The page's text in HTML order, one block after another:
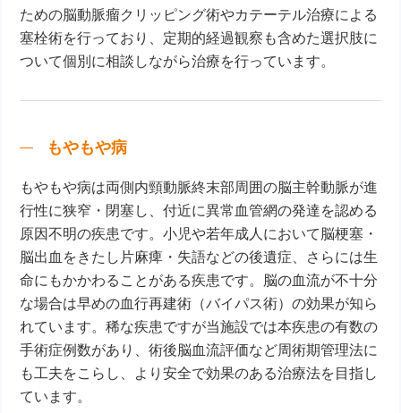
ための脳動脈瘤クリッピング術やカテーテル治療による
塞栓術を行っており、定期的経過観察も含めた選択肢に
ついて個別に相談しながら治療を行っています。
もやもや病
もやもや病は両側内頸動脈終末部周囲の脳主幹動脈が進
行性に狭窄・閉塞し、付近に異常血管網の発達を認める
原因不明の疾患です。小児や若年成人において脳梗塞・
脳出血をきたし片麻痺・失語などの後遺症、さらには生
命にもかかわることがある疾患です。脳の血流が不十分
な場合は早めの血行再建術（バイパス術）の効果が知ら
れています。稀な疾患ですが当施設では本疾患の有数の
手術症例数があり、術後脳血流評価など周術期管理法に
も工夫をこらし、より安全で効果のある治療法を目指し
ています。